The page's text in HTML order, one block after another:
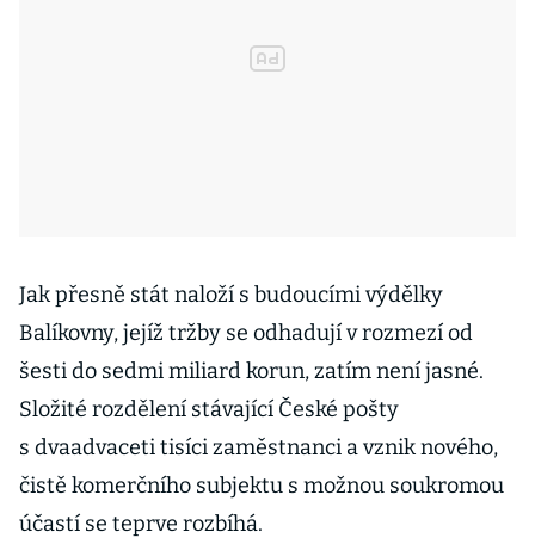
Jak přesně stát naloží s budoucími výdělky
Balíkovny, jejíž tržby se odhadují v rozmezí od
šesti do sedmi miliard korun, zatím není jasné.
Složité rozdělení stávající České pošty
s dvaadvaceti tisíci zaměstnanci a vznik nového,
čistě komerčního subjektu s možnou soukromou
účastí se teprve rozbíhá.